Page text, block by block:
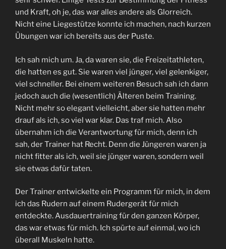
und Kraft, oh je, das war alles andere als Glorreich.
Nicht eine Liegestütze konnte ich machen, nach kurzen
Übungen war ich bereits aus der Puste.
Ich sah mich um. Ja, da waren sie, die Freizeitathleten,
die hatten es gut. Sie waren viel jünger, viel gelenkiger,
viel schneller. Bei einem weiteren Besuch sah ich dann
jedoch auch die (wesentlich) Älteren beim Training.
Nicht mehr so elegant vielleicht, aber sie hatten mehr
drauf als ich, so viel war klar. Das traf mich. Also
übernahm ich die Verantwortung für mich, denn ich
sah, der Trainer hat Recht. Denn die Jüngeren waren ja
nicht fitter als ich, weil sie jünger waren, sondern weil
sie etwas dafür taten.
Der Trainer entwickelte ein Programm für mich, in dem
ich das Rudern auf einem Rudergerät für mich
entdeckte. Ausdauertraining für den ganzen Körper,
das war etwas für mich. Ich spürte auf einmal, wo ich
überall Muskeln hatte.